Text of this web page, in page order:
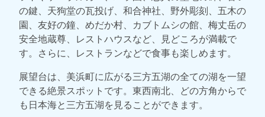
の鍵、天狗堂の瓦投げ、和合神社、野外彫刻、五木の
園、友好の鐘、めだか村、カブトムシの館、梅丈岳の
安全地蔵尊、レストハウスなど、見どころが満載で
す。さらに、レストランなどで食事も楽しめます。
展望台は、美浜町に広がる三方五湖の全ての湖を一望
できる絶景スポットです。東西南北、どの方角からで
も日本海と三方五湖を見ることができます。